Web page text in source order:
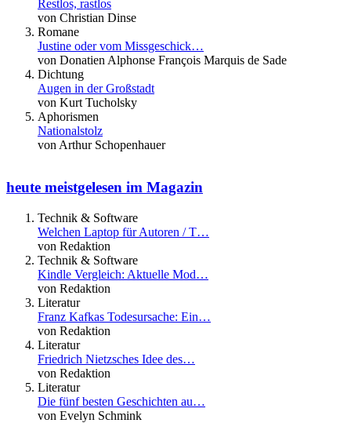
Restlos, rastlos
von Christian Dinse
Romane
Justine oder vom Missgeschick…
von Donatien Alphonse François Marquis de Sade
Dichtung
Augen in der Großstadt
von Kurt Tucholsky
Aphorismen
Nationalstolz
von Arthur Schopenhauer
heute meistgelesen im Magazin
Technik & Software
Welchen Laptop für Autoren / T…
von Redaktion
Technik & Software
Kindle Vergleich: Aktuelle Mod…
von Redaktion
Literatur
Franz Kafkas Todesursache: Ein…
von Redaktion
Literatur
Friedrich Nietzsches Idee des…
von Redaktion
Literatur
Die fünf besten Geschichten au…
von Evelyn Schmink